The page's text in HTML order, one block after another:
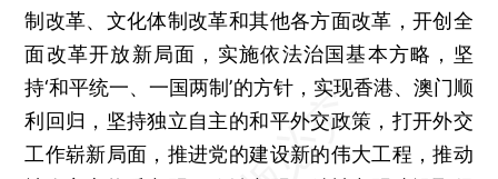
制改革、文化体制改革和其他各方面改革，开创全
面改革开放新局面，实施依法治国基本方略，坚
持‘和平统一、一国两制’的方针，实现香港、澳门顺
利回归，坚持独立自主的和平外交政策，打开外交
工作崭新局面，推进党的建设新的伟大工程，推动